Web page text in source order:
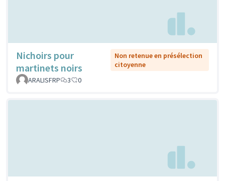
Nichoirs pour
martinets noirs
Non retenue en présélection
citoyenne
ARALISFRP
3 0